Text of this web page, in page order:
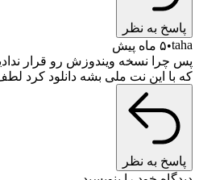
پاسخ به نظر
taha ۵ ماه پیش
پس چرا نسخه ویندوزش رو قرار
که با این نت ملی بشه دانلود کرد
پاسخ به نظر